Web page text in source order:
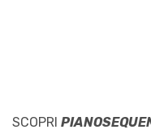
SCOPRI